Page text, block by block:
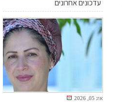
עדכונים אחרונים
אוג 05, 2026